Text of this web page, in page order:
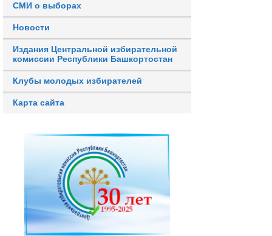
СМИ о выборах
Новости
Издания Центральной избирательной
комиссии Республики Башкортостан
Клубы молодых избирателей
Карта сайта